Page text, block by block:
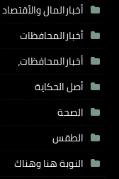
أخبارالمال والأقتصاد
أخبارالمحافظات
أخبارالمحافظات،
أصل الحكاية
الصحة
الطقس
النوبة هنا وهناك